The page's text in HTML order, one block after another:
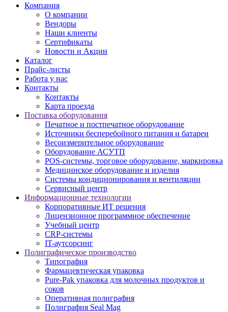
Компания
О компании
Вендоры
Наши клиенты
Сертификаты
Новости и Акции
Каталог
Прайс-листы
Работа у нас
Контакты
Контакты
Карта проезда
Поставка оборудования
Печатное и постпечатное оборудование
Источники бесперебойного питания и батареи
Весоизмерительное оборудование
Оборудование АСУТП
POS-системы, торговое оборудование, маркировка
Медицинское оборудование и изделия
Системы кондиционирования и вентиляции
Сервисный центр
Информационные технологии
Корпоративные ИТ решения
Лицензионное программное обеспечение
Учебный центр
CRP-системы
IT-аутсорсинг
Полиграфическое производство
Типография
Фармацевтическая упаковка
Pure-Pak упаковка для молочных продуктов и
соков
Оперативная полиграфия
Полиграфия Seal Mag